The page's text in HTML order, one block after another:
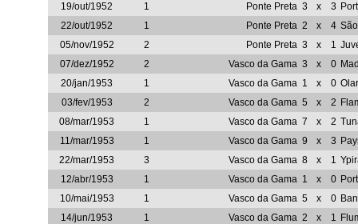
19/out/1952
1 Ponte Preta 3 x 3
22/out/1952
1 Ponte Preta 2 x 4
05/nov/1952
2 Ponte Preta 3 x 1
07/dez/1952
2 Vasco da Gama 3 x 0
20/jan/1953
1 Vasco da Gama 1 x 0
03/fev/1953
2 Vasco da Gama 5 x 2
08/mar/1953
1 Vasco da Gama 7 x 2
11/mar/1953
1 Vasco da Gama 9 x 3
22/mar/1953
3 Vasco da Gama 8 x 1
12/abr/1953
1 Vasco da Gama 1 x 0
10/mai/1953
1 Vasco da Gama 5 x 0
14/jun/1953
1 Vasco da Gama 2 x 1